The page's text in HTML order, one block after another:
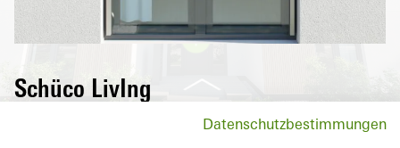
Schüco LivIng
Highly thermally insulated windows from
Datenschutzbestimmungen